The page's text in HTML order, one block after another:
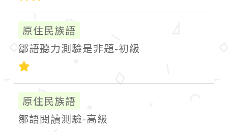
原住民族語
鄒語聽力測驗是非題-初級
原住民族語
鄒語閱讀測驗-高級